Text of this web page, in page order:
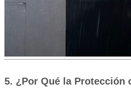
5. ¿Por Qué la Protección